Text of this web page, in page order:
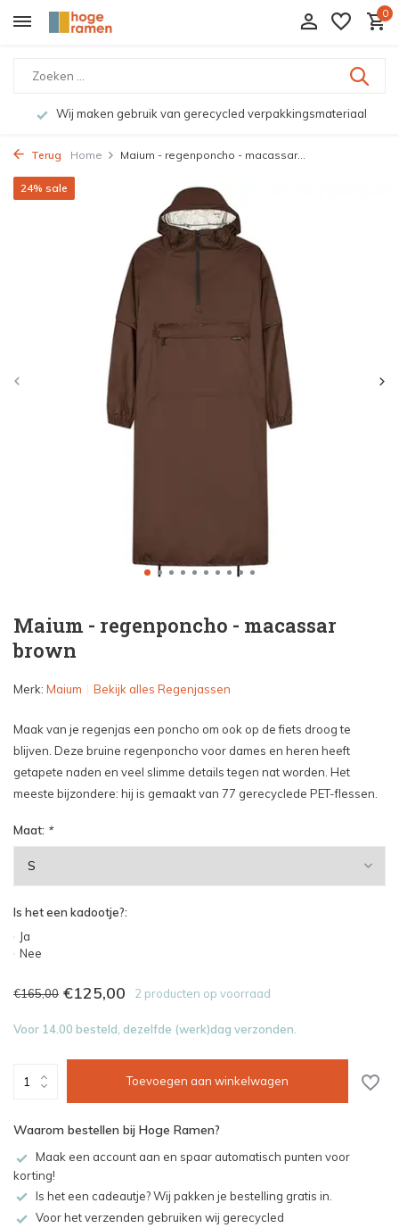
0
Wij maken gebruik van gerecycled verpakkingsmateriaal
Terug Home Maium - regenponcho - macassar...
Maium - regenponcho - macassar
brown
24% sale
Merk: Maium Bekijk alles Regenjassen
Maak van je regenjas een poncho om ook op de fiets droog te
blijven. Deze bruine regenponcho voor dames en heren heeft
getapete naden en veel slimme details tegen nat worden. Het
meeste bijzondere: hij is gemaakt van 77 gerecyclede PET-flessen.
Maat: *
Is het een kadootje?:
Ja
Nee
€165,00 €125,00 2 producten op voorraad
Voor 14.00 besteld, dezelfde (werk)dag verzonden.
Toevoegen aan winkelwagen
Waarom bestellen bij Hoge Ramen?
Maak een account aan en spaar automatisch punten voor
korting!
Is het een cadeautje? Wij pakken je bestelling gratis in.
Voor het verzenden gebruiken wij gerecycled